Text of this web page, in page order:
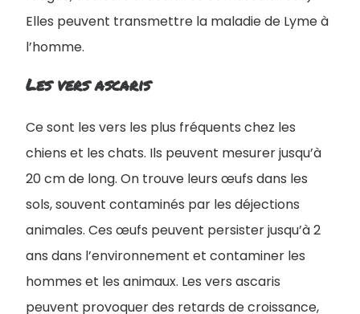
Elles peuvent transmettre la maladie de Lyme à
l’homme.
Les vers ascaris
Ce sont les vers les plus fréquents chez les
chiens et les chats. Ils peuvent mesurer jusqu’à
20 cm de long. On trouve leurs œufs dans les
sols, souvent contaminés par les déjections
animales. Ces œufs peuvent persister jusqu’à 2
ans dans l’environnement et contaminer les
hommes et les animaux. Les vers ascaris
peuvent provoquer des retards de croissance,